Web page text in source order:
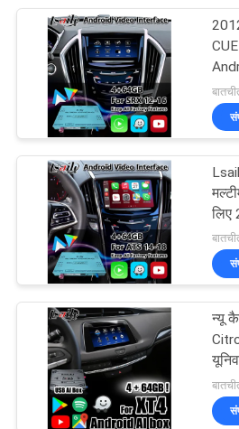
गुणवत्ता
नियंत्रण
संपर्क
करें
समाचार
मामलों
साइटमैप
PRIVACY
न्यू